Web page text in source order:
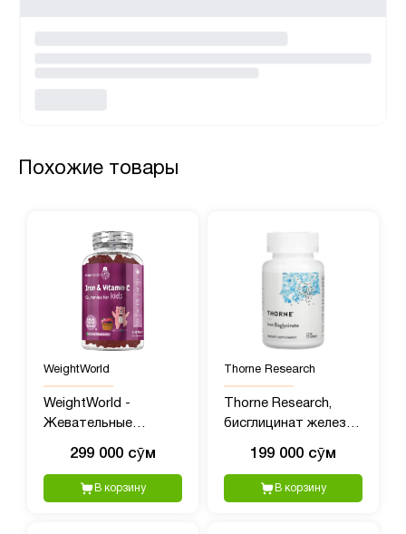
Похожие товары
WeightWorld
WeightWorld -
Жевательные
и Витамином C для
детей, 120 шт
299 000 сӯм
В корзину
Thorne Research
Thorne Research,
бисглицинат железа,
199 000 сӯм
В корзину